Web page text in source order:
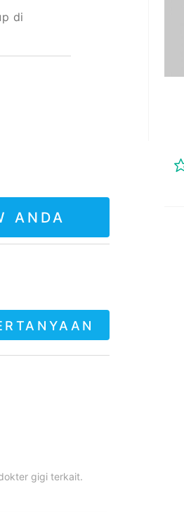
di
ANDA
gigi terkait.